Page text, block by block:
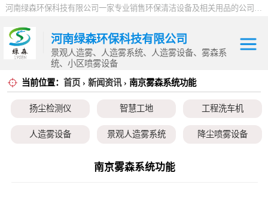
河南绿森环保科技有限公司一家专业销售环保清洁设备及相关用品的公司，产品包括：音乐喷泉、雾森系统、人造雾设备、景观人造雾、人造雾系统、小区喷雾设备、高压喷雾降尘设备、料仓喷雾除尘系统、喷雾降温加湿设备、郑州喷雾消毒设备，等八大系列上百个品种。
河南绿森环保科技有限公司
景观人造雾、人造雾系统、人造雾设备、雾森系
统、小区喷雾设备
当前位置： 首页 › 新闻资讯› 南京雾森系统功能
扬尘检测仪 智慧工地 工程洗车机
人造雾设备 景观人造雾系统 降尘喷雾设备
高空除尘雾桩
南京雾森系统功能
扬尘检测仪
智慧工地